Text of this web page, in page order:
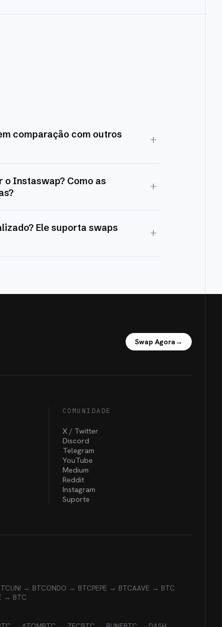
comparação com outros
+
o Instaswap? Como as
+
Ele suporta swaps
+
Swap Agora→
COMUNIDADE
X / Twitter
Discord
Telegram
YouTube
Medium
Reddit
Instagram
Suporte
UNI → BTCONDO → BTCPEPE → BTCAAVE → BTC
→ BTC